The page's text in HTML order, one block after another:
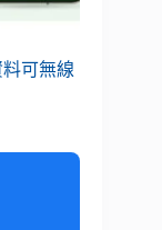
料可無線